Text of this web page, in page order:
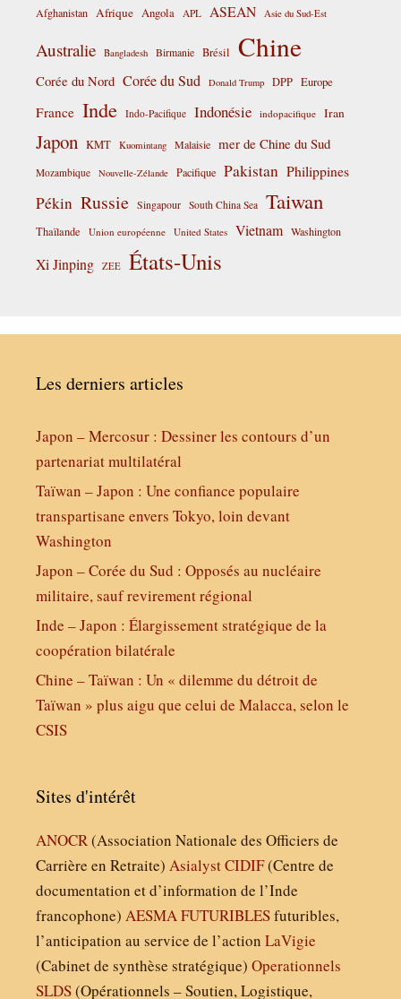
Afghanistan Afrique Angola APL ASEAN Asie du Sud-Est
Australie Bangladesh Birmanie Brésil Chine
Corée du Nord Corée du Sud Donald Trump DPP Europe
France Inde Indo-Pacifique Indonésie indopacifique Iran
Japon KMT Kuomintang Malaisie mer de Chine du Sud
Mozambique Nouvelle-Zélande Pacifique Pakistan Philippines
Pékin Russie Singapour South China Sea Taiwan
Thaïlande Union européenne United States Vietnam Washington
Xi Jinping ZEE États-Unis
Les derniers articles
Japon – Mercosur : Dessiner les contours d’un
partenariat multilatéral
Taïwan – Japon : Une confiance populaire
transpartisane envers Tokyo, loin devant
Washington
Japon – Corée du Sud : Opposés au nucléaire
militaire, sauf revirement régional
Inde – Japon : Élargissement stratégique de la
coopération bilatérale
Chine – Taïwan : Un « dilemme du détroit de
Taïwan » plus aigu que celui de Malacca, selon le
CSIS
Sites d'intérêt
ANOCR(Association Nationale des Officiers de
Carrière en Retraite) AsialystCIDIF(Centre de
documentation et d’information de l’Inde
francophone) AESMAFUTURIBLESfuturibles,
l’anticipation au service de l’action LaVigie
(Cabinet de synthèse stratégique) Operationnels
SLDS(Opérationnels – Soutien, Logistique,